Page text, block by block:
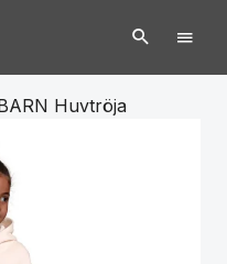
Huvtröja